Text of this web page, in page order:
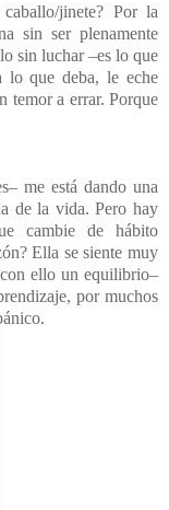
jinete? Por la
sin ser plenamente
sin luchar –es lo que
lo que deba, le eche
temor a errar. Porque
me está dando una
de la vida. Pero hay
cambie de hábito
Ella se siente muy
ello un equilibrio–
por muchos